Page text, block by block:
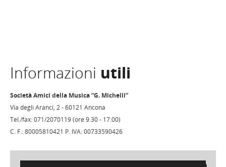
Informazioni utili
Società Amici della Musica “G. Michelli”
Via degli Aranci, 2 - 60121 Ancona
Tel./fax: 071/2070119 (ore 9.30 - 17.00)
C. F.: 80005810421 P. IVA: 00733590426